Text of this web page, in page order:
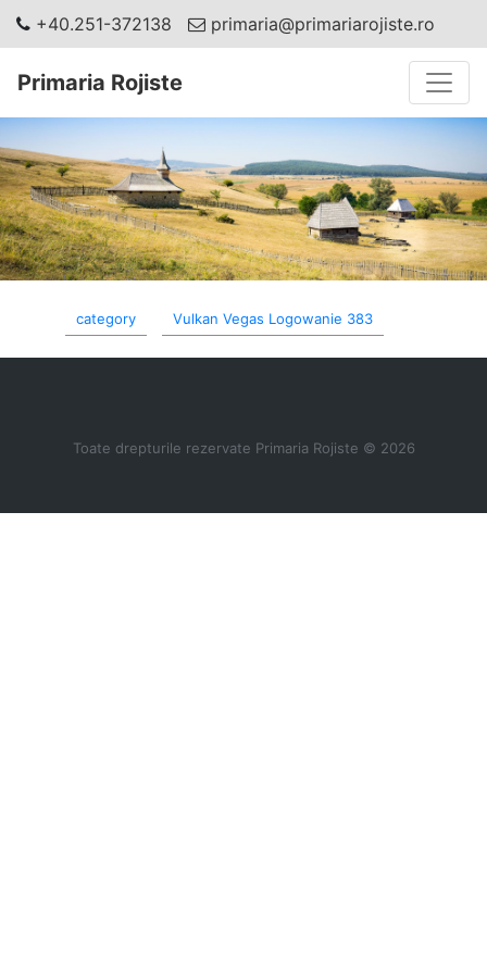
+40.251-372138 primaria@primariarojiste.ro
Primaria Rojiste
category Vulkan Vegas Logowanie 383
Toate drepturile rezervate Primaria Rojiste © 2026